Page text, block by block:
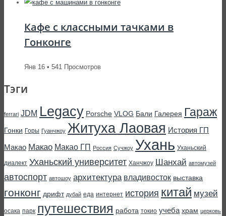
Кафе с классными тачками в
Гонконге
Янв 16 • 541 Просмотров
Тэги
ferrari JDM Legacy Porsche VLOG Бали Галерея Гараж
Гонки Горы Гуанчжоу Житуха Лаовая История ГП
Макао Макао Макао ГП Россия Сучжоу Ухань Уханьский
диалект Уханьский университет Ханчжоу Шанхай автомузей
автоспорт автошоу архитектура владивосток выставка
гонконг дрифт дубай еда интернет история китай музей
осака парк путешествия работа токио учеба храм церковь